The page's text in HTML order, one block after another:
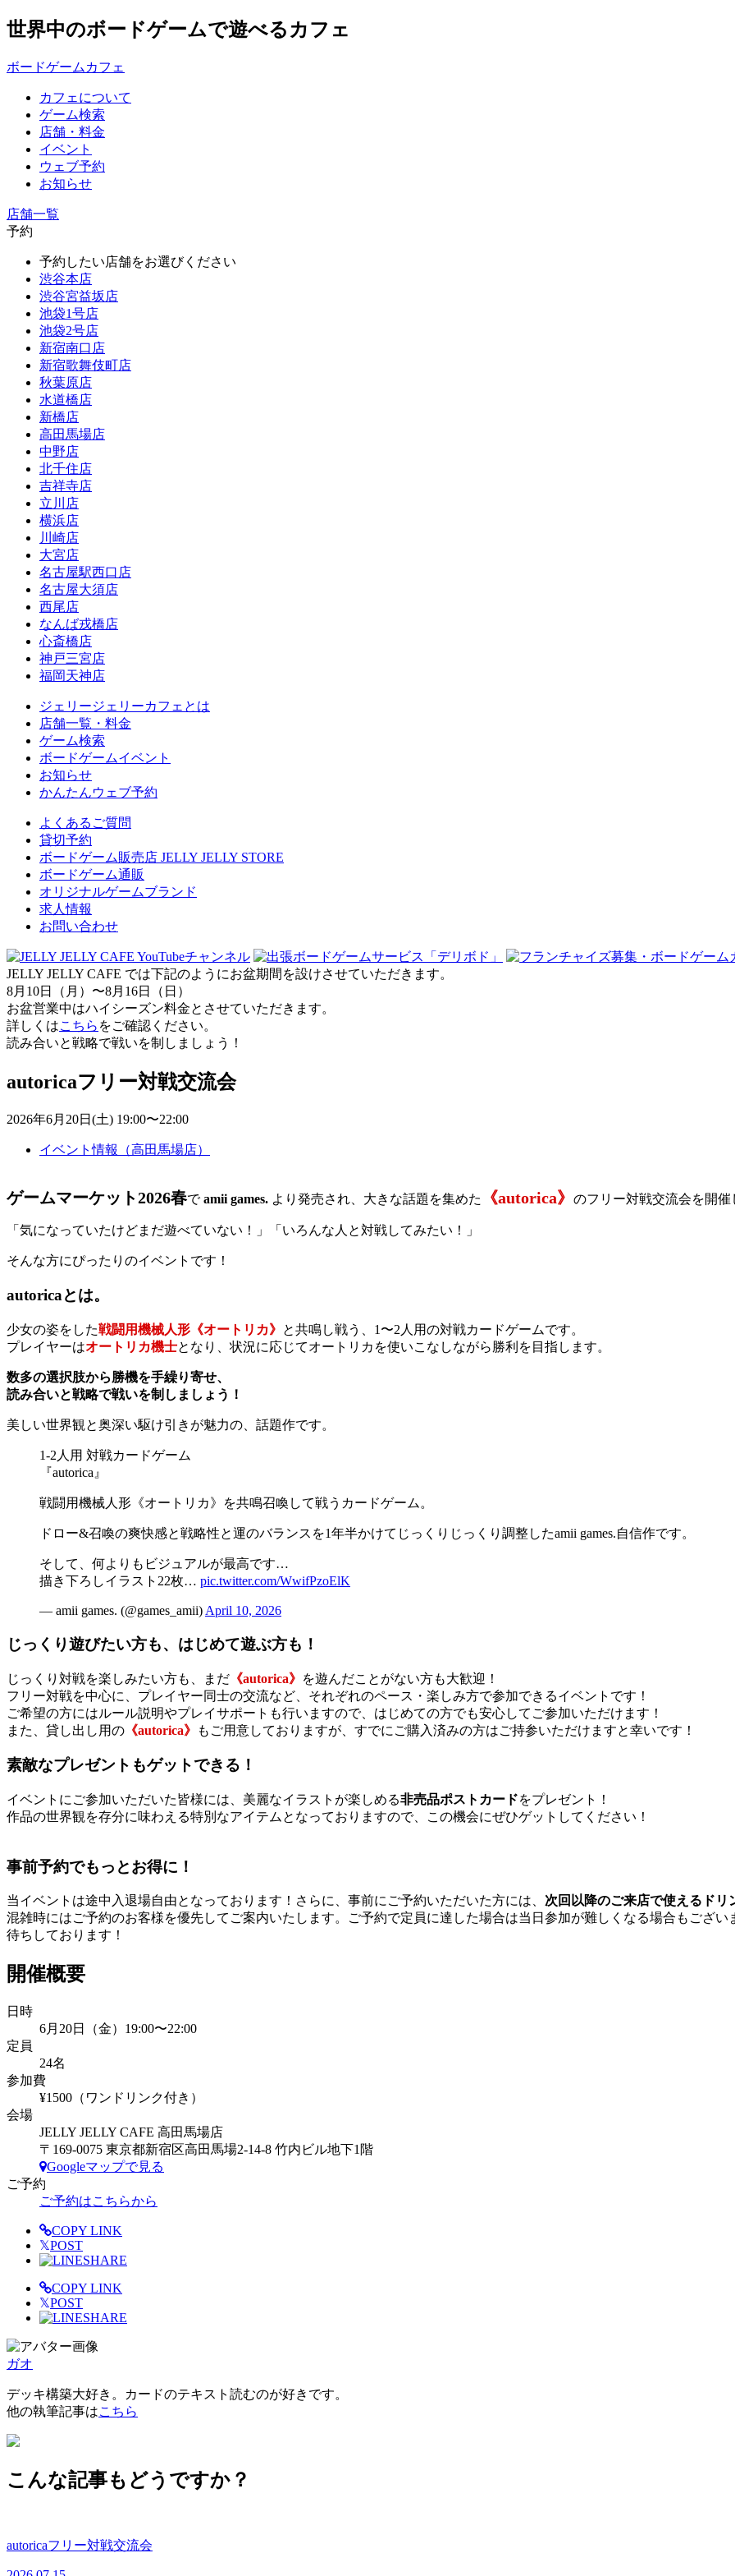
世界中のボードゲームで遊べるカフェ
ボードゲームカフェ
カフェについて
ゲーム検索
店舗・料金
イベント
ウェブ予約
お知らせ
店舗一覧
予約
予約したい店舗をお選びください
渋谷本店
渋谷宮益坂店
池袋1号店
池袋2号店
新宿南口店
新宿歌舞伎町店
秋葉原店
水道橋店
新橋店
高田馬場店
中野店
北千住店
吉祥寺店
立川店
横浜店
川崎店
大宮店
名古屋駅西口店
名古屋大須店
西尾店
なんば戎橋店
心斎橋店
神戸三宮店
福岡天神店
ジェリージェリーカフェとは
店舗一覧・料金
ゲーム検索
ボードゲームイベント
お知らせ
かんたんウェブ予約
よくあるご質問
貸切予約
ボードゲーム販売店 JELLY JELLY STORE
ボードゲーム通販
オリジナルゲームブランド
求人情報
お問い合わせ
JELLY JELLY CAFE では下記のようにお盆期間を設けさせていただきます。
8月10日（月）〜8月16日（日）
お盆営業中はハイシーズン料金とさせていただきます。
詳しくはこちら をご確認ください。
読み合いと戦略で戦いを制しましょう！
autoricaフリー対戦交流会
2026年6月20日(土) 19:00〜22:00
イベント情報（高田馬場店）
ゲームマーケット2026春でamii games. より発売され、大きな話題を集めた 《autorica》 のフリー対戦交流会を開催
「気になっていたけどまだ遊べていない！」「いろんな人と対戦してみたい！」
そんな方にぴったりのイベントです！
autoricaとは。
少女の姿をした戦闘用機械人形《オートリカ》 と共鳴し戦う、1〜2人用の対戦カードゲームです。
プレイヤーはオートリカ機士となり、状況に応じてオートリカを使いこなしながら勝利を目指します。
数多の選択肢から勝機を手繰り寄せ、
読み合いと戦略で戦いを制しましょう！
美しい世界観と奥深い駆け引きが魅力の、話題作です。
1-2人用 対戦カードゲーム
『autorica』
戦闘用機械人形《オートリカ》を共鳴召喚して戦うカードゲーム。
ドロー&召喚の爽快感と戦略性と運のバランスを1年半かけてじっくりじっくり調整したamii games.自信作です。
そして、何よりもビジュアルが最高です…
描き下ろしイラスト22枚… pic.twitter.com/WwifPzoElK
— amii games. (@games_amii) April 10, 2026
じっくり遊びたい方も、はじめて遊ぶ方も！
じっくり対戦を楽しみたい方も、まだ 《autorica》 を遊んだことがない方も大歓迎！
フリー対戦を中心に、プレイヤー同士の交流など、それぞれのペース・楽しみ方で参加できるイベントです！
ご希望の方にはルール説明やプレイサポートも行いますので、はじめての方でも安心してご参加いただけます！
また、貸し出し用の 《autorica》 もご用意しておりますが、すでにご購入済みの方はご持参いただけますと幸いです！
素敵なプレゼントもゲットできる！
イベントにご参加いただいた皆様には、美麗なイラストが楽しめる非売品ポストカードをプレゼント！
作品の世界観を存分に味わえる特別なアイテムとなっておりますので、この機会にぜひゲットしてください！
事前予約でもっとお得に！
当イベントは途中入退場自由となっております！さらに、事前にご予約いただいた方には、 次回以降のご来店で使えるドリ
混雑時にはご予約のお客様を優先してご案内いたします。ご予約で定員に達した場合は当日参加が難しくなる場合もござ
待ちしております！
開催概要
日時
6月20日（金）19:00〜22:00
定員
24名
参加費
¥1500（ワンドリンク付き）
会場
JELLY JELLY CAFE 高田馬場店
〒169-0075 東京都新宿区高田馬場2-14-8 竹内ビル地下1階
Googleマップで見る
ご予約
ご予約はこちらから
COPY LINK
𝕏POST
SHARE
COPY LINK
𝕏POST
SHARE
ガオ
デッキ構築大好き。カードのテキスト読むのが好きです。
他の執筆記事はこちら
こんな記事もどうですか？
autoricaフリー対戦交流会